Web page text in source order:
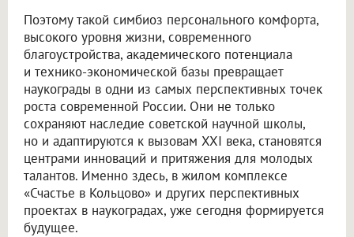
Поэтому такой симбиоз персонального комфорта,
высокого уровня жизни, современного
благоустройства, академического потенциала
и технико-экономической базы превращает
наукограды в одни из самых перспективных точек
роста современной России. Они не только
сохраняют наследие советской научной школы,
но и адаптируются к вызовам XXI века, становятся
центрами инноваций и притяжения для молодых
талантов. Именно здесь, в жилом комплексе
«Счастье в Кольцово» и других перспективных
проектах в наукоградах, уже сегодня формируется
будущее.